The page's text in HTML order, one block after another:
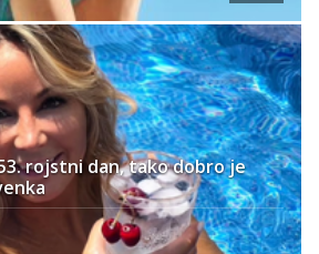
rojstni dan, tako dobro je